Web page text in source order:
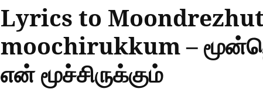
Lyrics to
moochirukkum –
என் மூச்சிருக்கும்